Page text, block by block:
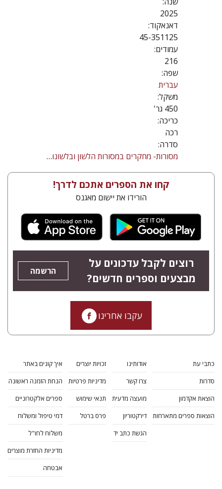
2025
דאנאקוד:
45-351125
עמודים:
216
שפה:
עברית
משקל:
450 גר'
כריכה:
רכה
סדרה:
מסורות- מחקרים במסורות הלשון ובלשונות היהודים
קחו את הספרים אתכם לדרך!
הורידו את יישום מאגנס
רוצים לקבל עדכונים על
מבצעים וספרים חדשים?
הרשמה
עקבו אחרינו
כתבי עת
סדרות
הוצאת אקדמון
הוצאות ספרים מתארחות
אודותינו
צרו קשר
מועצה מדעית
דירקטוריון
הגשת כתב יד
זכויות יוצרים
מדיניות פרטיות
תנאי שימוש
פרס ברטל
איך קונים באתר
הנחת הזמנה ראשונה
ספרים אלקטרוניים
דמי טיפול ומשלוח
משלוח לחו"ל
מדיניות החזרת מוצרים
אבטחה